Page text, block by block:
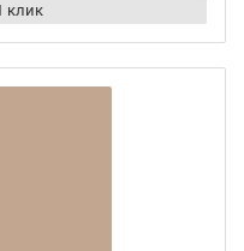
клик